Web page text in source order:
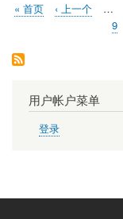
分
首
« 首页
前
‹ 上一个 …
页
9
用户帐户菜单
登录